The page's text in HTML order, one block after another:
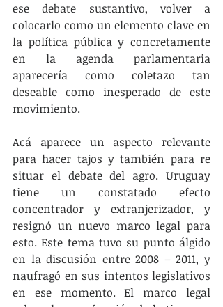
ese debate sustantivo, volver a
colocarlo como un elemento clave en
la política pública y concretamente
en la agenda parlamentaria
aparecería como coletazo tan
deseable como inesperado de este
movimiento.
Acá aparece un aspecto relevante
para hacer tajos y también para re
situar el debate del agro. Uruguay
tiene un constatado efecto
concentrador y extranjerizador, y
resignó un nuevo marco legal para
esto. Este tema tuvo su punto álgido
en la discusión entre 2008 – 2011, y
naufragó en sus intentos legislativos
en ese momento. El marco legal